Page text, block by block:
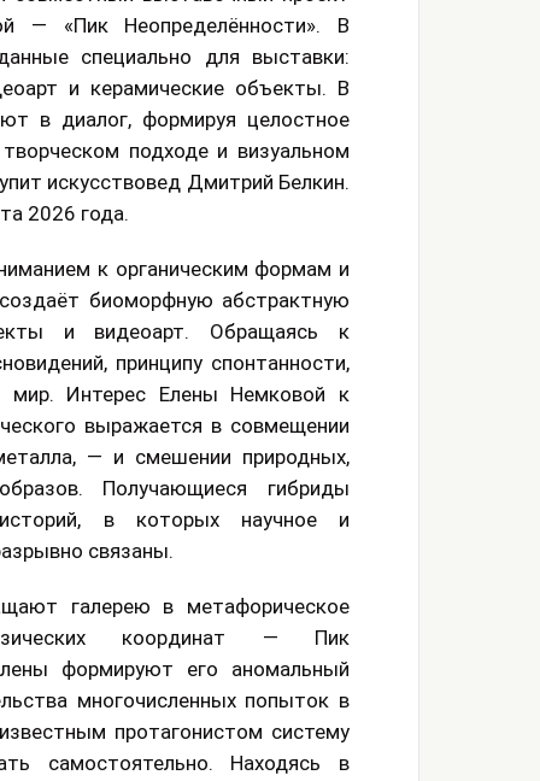
— «Пик Неопределённости». В
специально для выставки:
и керамические объекты. В
в диалог, формируя целостное
подходе и визуальном
искусствовед Дмитрий Белкин.
2026 года.
к органическим формам и
биоморфную абстрактную
и видеоарт. Обращаясь к
принципу спонтанности,
мир. Интерес Елены Немковой к
выражается в совмещении
— и смешении природных,
Получающиеся гибриды
в которых научное и
связаны.
галерею в метафорическое
координат — Пик
формируют его аномальный
многочисленных попыток в
протагонистом систему
самостоятельно. Находясь в